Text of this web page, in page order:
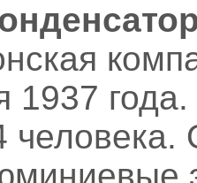
1937
человека.